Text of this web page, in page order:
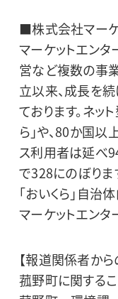
■株式会社マーケ
マーケットエン
営など複数の事
立以来、成長を
ております。ネッ
ら」や、80か国
ス利用者は延べ
で328にのぼりま
「おいくら」自治
マーケットエンタ
【報道関係者か
菰野町に関する